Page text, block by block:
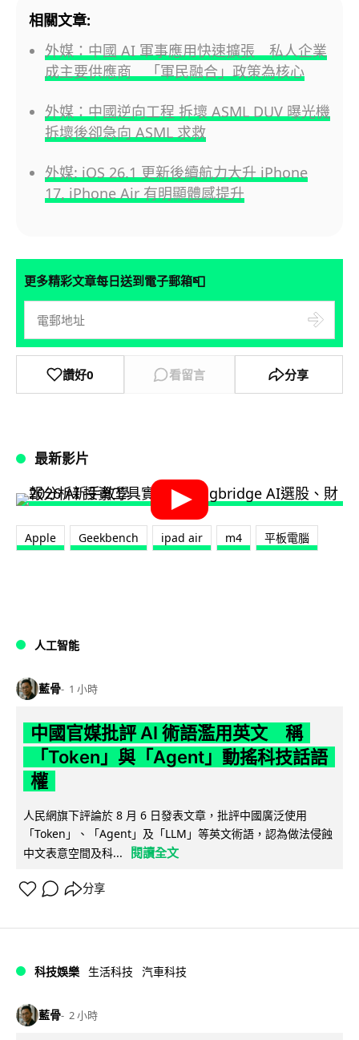
相關文章:
外媒：中國 AI 軍事應用快速擴張 私人企業
成主要供應商 「軍民融合」政策為核心
外媒：中國逆向工程 拆壞 ASML DUV 曝光機
拆壞後卻急向 ASML 求救
外媒: iOS 26.1 更新後續航力大升 iPhone
17, iPhone Air 有明顯體感提升
更多精彩文章每日送到電子郵箱📮
讚好0 看留言 分享
最新影片
Apple Geekbench ipad air m4 平板電腦
人工智能
藍骨 1 小時
中國官媒批評 AI 術語濫用英文 稱
「Token」與「Agent」動搖科技話語
權
人民網旗下評論於 8 月 6 日發表文章，批評中國廣泛使用
「Token」、「Agent」及「LLM」等英文術語，認為做法侵蝕
中文表意空間及科...
閱讀全文
分享
科技娛樂 生活科技 汽車科技
藍骨 2 小時